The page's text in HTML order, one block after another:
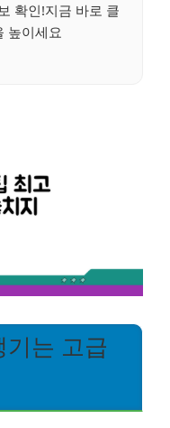
확인!지금 바로 클
높이세요
기는 고급